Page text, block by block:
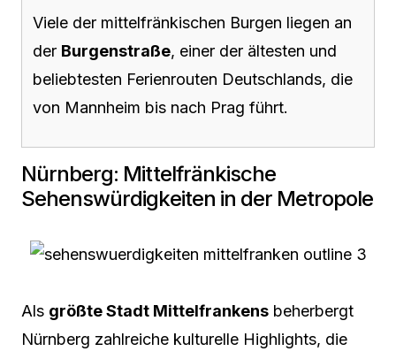
Viele der mittelfränkischen Burgen liegen an
der Burgenstraße, einer der ältesten und
beliebtesten Ferienrouten Deutschlands, die
von Mannheim bis nach Prag führt.
Nürnberg: Mittelfränkische
Sehenswürdigkeiten in der Metropole
Als größte Stadt Mittelfrankens beherbergt
Nürnberg zahlreiche kulturelle Highlights, die